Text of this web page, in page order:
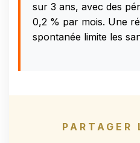
sur 3 ans, avec des
0,2 % par mois. Une
spontanée limite les
PARTAGER